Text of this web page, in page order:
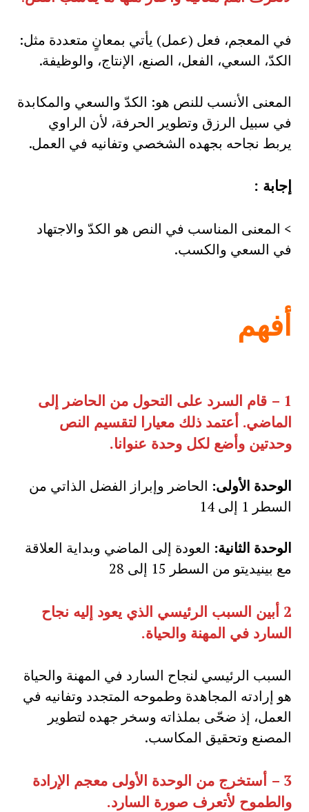
في المعجم، فعل (عمل) يأتي بمعانٍ متعددة مثل:
الكدّ، السعي، الفعل، الصنع، الإنتاج، والوظيفة.
المعنى الأنسب للنص هو: الكدّ والسعي والمكابدة
في سبيل الرزق وتطوير الحرفة، لأن الراوي
يربط نجاحه بجهده الشخصي وتفانيه في العمل.
إجابة :
> المعنى المناسب في النص هو الكدّ والاجتهاد
في السعي والكسب.
أفهم
1 –
قام السرد على التحول من الحاضر إلى
الماضي. أعتمد ذلك معيارا لتقسيم النص
وحدتين وأضع لكل وحدة عنوانا.
الوحدة الأولى: الحاضر وإبراز الفضل الذاتي من
السطر 1 إلى 14
الوحدة الثانية: العودة إلى الماضي وبداية العلاقة
مع بينيديتو من السطر 15 إلى 28
2 أبين السبب الرئيسي الذي يعود إليه نجاح
السارد في المهنة والحياة.
السبب الرئيسي لنجاح السارد في المهنة والحياة
هو إرادته المجاهدة وطموحه المتجدد وتفانيه في
العمل، إذ ضحّى بملذاته وسخر جهده لتطوير
المصنع وتحقيق المكاسب.
3 –
أستخرج من الوحدة الأولى معجم الإرادة
والطموح لأتعرف صورة السارد.